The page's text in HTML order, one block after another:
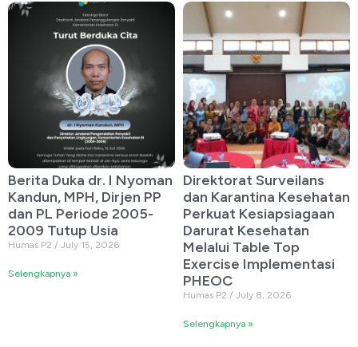
Berita Duka dr. I Nyoman
Kandun, MPH, Dirjen PP
dan PL Periode 2005-
2009 Tutup Usia
Humas P2 July 15, 2026
Selengkapnya »
Direktorat Surveilans
dan Karantina Kesehatan
Perkuat Kesiapsiagaan
Darurat Kesehatan
Melalui Table Top
Exercise Implementasi
PHEOC
Humas P2 July 8, 2026
Selengkapnya »